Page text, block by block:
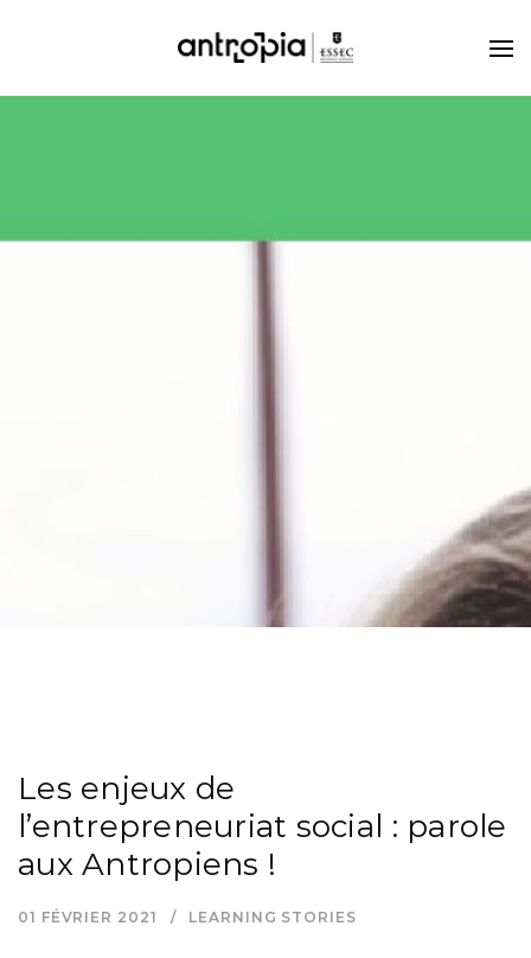
Les enjeux de
l’entrepreneuriat social : parole
aux Antropiens !
01 FÉVRIER 2021 LEARNING STORIES